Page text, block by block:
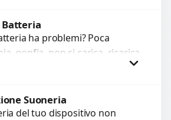
Procedi
Batteria
ha problemi? Poca
gonfia, non si carica, ricarica
di ricarica esauriti?
Procedi
Suoneria
del tuo dispositivo non